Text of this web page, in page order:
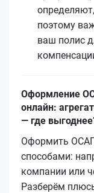
поэтому
ваш полис
Оформление
онлайн:
— где
Оформить
способами:
компании или
Разберём